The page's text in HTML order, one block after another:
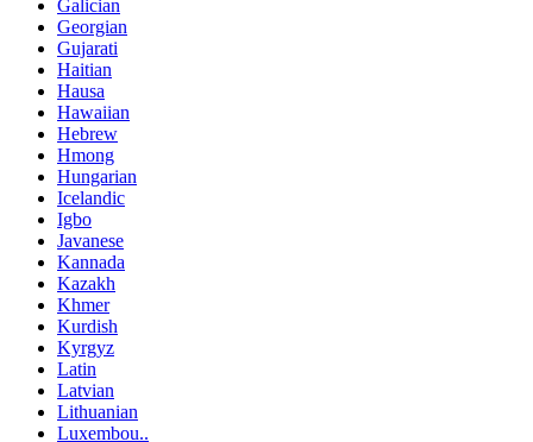
Galician
Georgian
Gujarati
Haitian
Hausa
Hawaiian
Hebrew
Hmong
Hungarian
Icelandic
Igbo
Javanese
Kannada
Kazakh
Khmer
Kurdish
Kyrgyz
Latin
Latvian
Lithuanian
Luxembou..